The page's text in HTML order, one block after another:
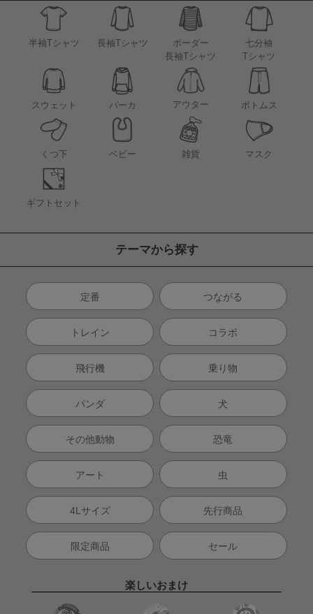
半袖Tシャツ 長袖Tシャツ
ボーダー
長袖Tシャツ
七分袖
Tシャツ
スウェット パーカ アウター ボトムス
くつ下 ベビー 雑貨 マスク
ギフトセット
テーマから探す
定番 つながる
トレイン コラボ
飛行機 乗り物
パンダ 犬
その他動物 恐竜
アート 虫
4Lサイズ 先行商品
限定商品 セール
楽しいおまけ